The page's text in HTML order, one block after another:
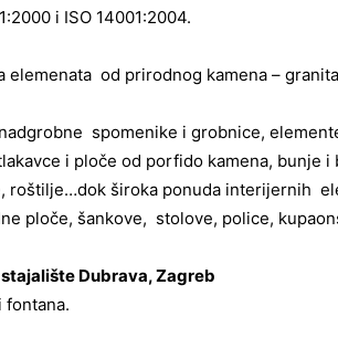
i ISO 14001:2004.
elemenata od prirodnog kamena –
spomenike i grobnice,
i ploče od porfido kamena, bunje
roštilje…dok široka ponuda interijernih
ploče, šankove, stolove, police,
Dubrava, Zagreb
fontana.